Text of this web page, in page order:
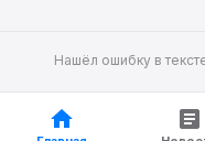
Нашёл ошибку в